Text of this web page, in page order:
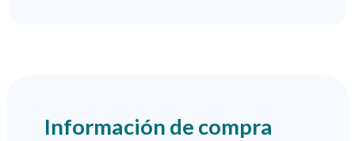
Información de compra